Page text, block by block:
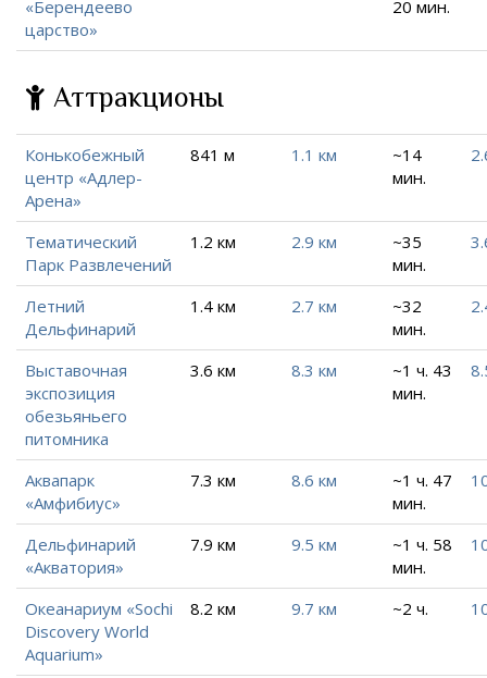
«Берендеево
царство»
20 мин.
Аттракционы
Конькобежный
центр «Адлер-
Арена»
841 м 1.1 км
~14
мин.
Тематический
Парк Развлечений
1.2 км 2.9 км
~35
мин.
Летний
Дельфинарий
1.4 км 2.7 км
~32
мин.
Выставочная
экспозиция
обезьяньего
питомника
3.6 км 8.3 км
~1 ч. 43
мин.
Аквапарк
«Амфибиус»
7.3 км 8.6 км
~1 ч. 47
мин.
Дельфинарий
«Акватория»
7.9 км 9.5 км
~1 ч. 58
мин.
Океанариум «Sochi
Discovery World
Aquarium»
8.2 км 9.7 км ~2 ч.